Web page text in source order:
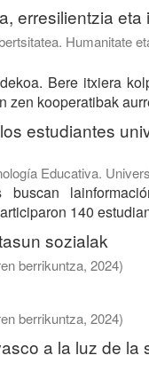
erresilientzia
Humanitate
Bere itxiera
kooperatibak
estudiantes
Educativa.
140
sozialak
berrikuntza, 2024)
berrikuntza, 2024)
a la luz de la